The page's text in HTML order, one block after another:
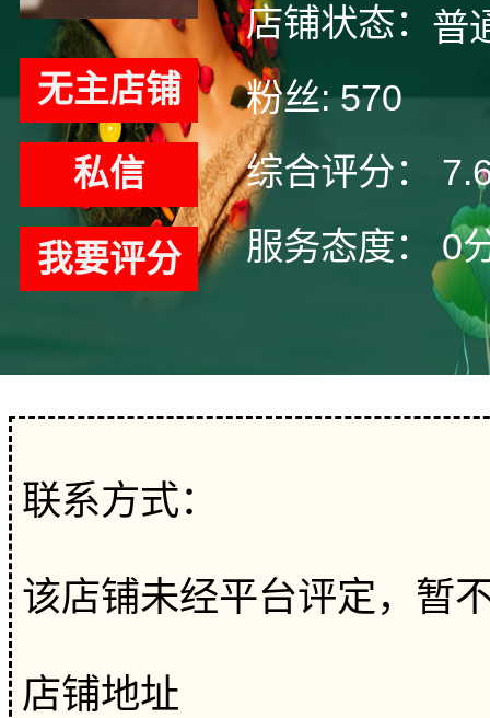
无主店铺
私信
我要评分
店铺状态： 普
粉丝: 570
综合评分：
服务态度：
0
联系方式：
该店铺未经平台评定，暂
店铺地址